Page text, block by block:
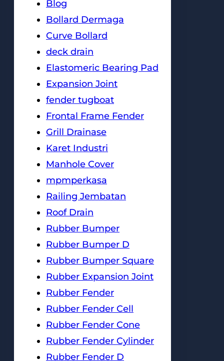
Blog
Bollard Dermaga
Curve Bollard
deck drain
Elastomeric Bearing Pad
Expansion Joint
fender tugboat
Frontal Frame Fender
Grill Drainase
Karet Industri
Manhole Cover
mpmperkasa
Railing Jembatan
Roof Drain
Rubber Bumper
Rubber Bumper D
Rubber Bumper Square
Rubber Expansion Joint
Rubber Fender
Rubber Fender Cell
Rubber Fender Cone
Rubber Fender Cylinder
Rubber Fender D